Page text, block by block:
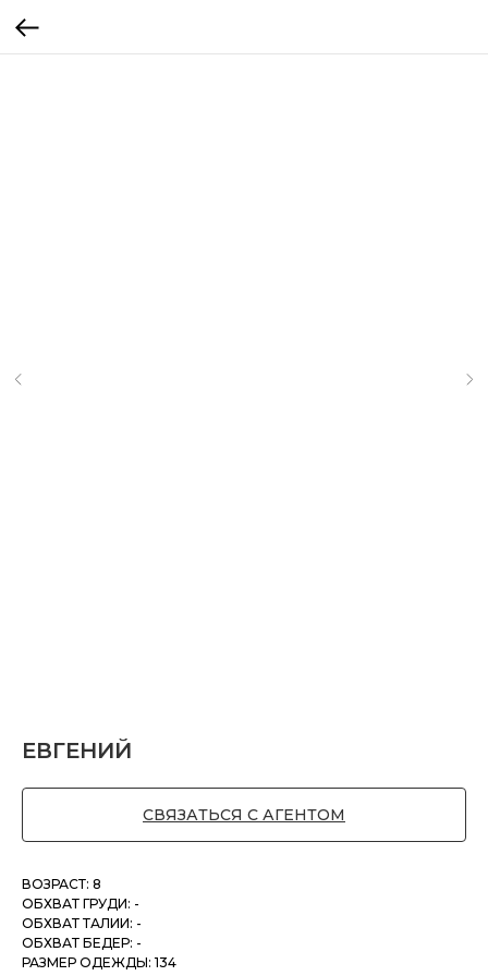
ЕВГЕНИЙ
СВЯЗАТЬСЯ С АГЕНТОМ
ВОЗРАСТ: 8
ОБХВАТ ГРУДИ: -
ОБХВАТ ТАЛИИ: -
ОБХВАТ БЕДЕР: -
РАЗМЕР ОДЕЖДЫ: 134